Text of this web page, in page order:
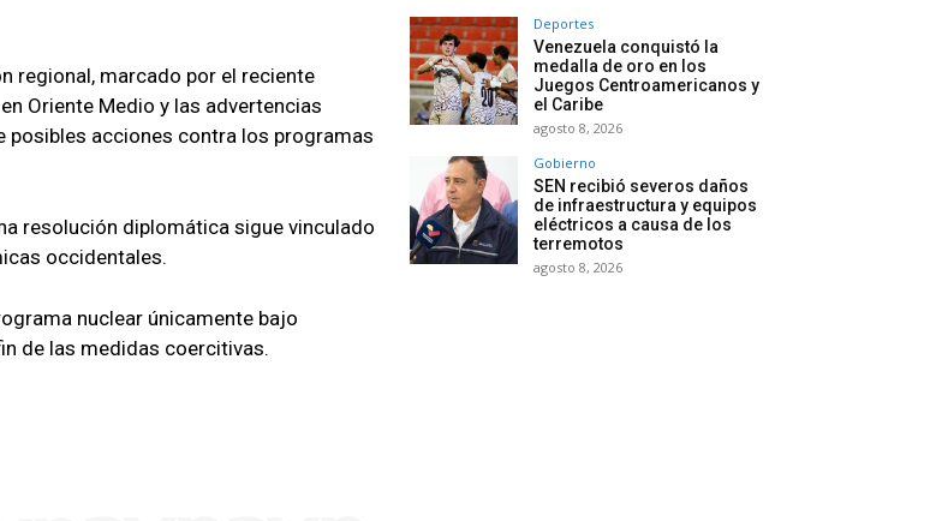
regional, marcado por el reciente
Oriente Medio y las advertencias
posibles acciones contra los programas
resolución diplomática sigue vinculado
occidentales.
nuclear únicamente bajo
de las medidas coercitivas.
Deportes
Venezuela conquistó la
medalla de oro en los
Juegos Centroamericanos y
el Caribe
agosto 8, 2026
Gobierno
SEN recibió severos daños
de infraestructura y equipos
eléctricos a causa de los
terremotos
agosto 8, 2026